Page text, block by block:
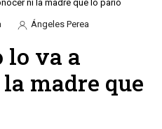
Ángeles Perea
lo va a
madre que